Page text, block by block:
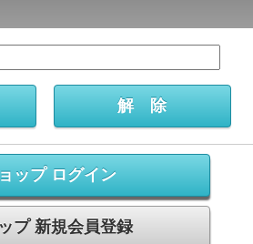
ップ ログイン
プ 新規会員登録